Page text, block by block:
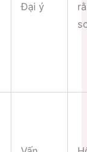
Đại ý